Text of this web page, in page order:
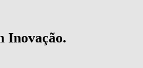
Inovação.